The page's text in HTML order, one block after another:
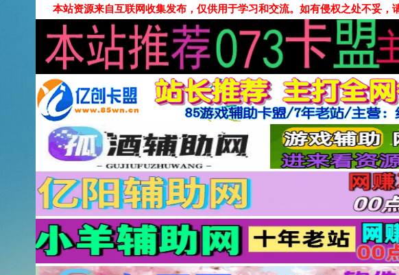
本站资源来自互联网收集发布，仅供用于学习和交流。如有侵权之处不妥，